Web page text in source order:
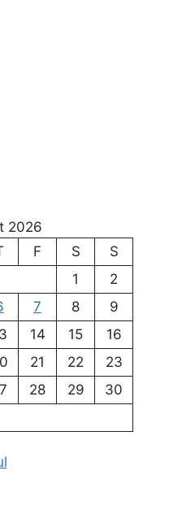
2026
F S
S
1
2
7 8
9
14 15
16
21 22
23
28 29
30